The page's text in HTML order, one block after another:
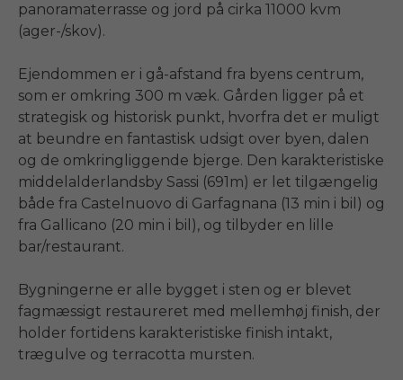
panoramaterrasse og jord på cirka 11000 kvm
(ager-/skov).
Ejendommen er i gå-afstand fra byens centrum,
som er omkring 300 m væk. Gården ligger på et
strategisk og historisk punkt, hvorfra det er muligt
at beundre en fantastisk udsigt over byen, dalen
og de omkringliggende bjerge. Den karakteristiske
middelalderlandsby Sassi (691m) er let tilgængelig
både fra Castelnuovo di Garfagnana (13 min i bil) og
fra Gallicano (20 min i bil), og tilbyder en lille
bar/restaurant.
Bygningerne er alle bygget i sten og er blevet
fagmæssigt restaureret med mellemhøj finish, der
holder fortidens karakteristiske finish intakt,
trægulve og terracotta mursten.